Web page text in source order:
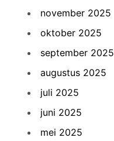
november 2025
oktober 2025
september 2025
augustus 2025
juli 2025
juni 2025
mei 2025